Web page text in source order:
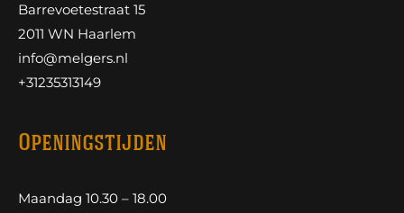
Barrevoetestraat 15
2011 WN Haarlem
info@melgers.nl
+31235313149
Openingstijden
Maandag 10.30 – 18.00